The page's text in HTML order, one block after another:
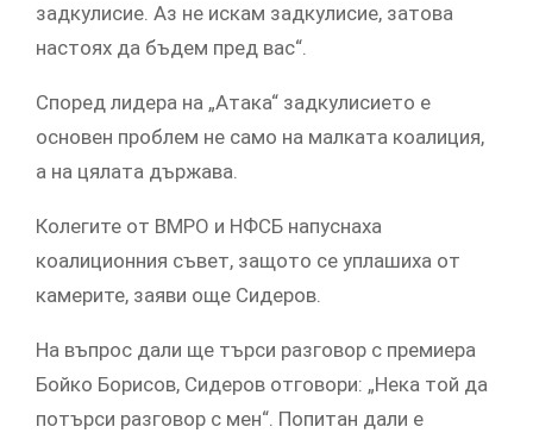
задкулисие. Аз не искам задкулисие, затова
настоях да бъдем пред вас“.
Според лидера на „Атака“ задкулисието е
основен проблем не само на малката коалиция,
а на цялата държава.
Колегите от ВМРО и НФСБ напуснаха
коалиционния съвет, защото се уплашиха от
камерите, заяви още Сидеров.
На въпрос дали ще търси разговор с премиера
Бойко Борисов, Сидеров отговори: „Нека той да
потърси разговор с мен“. Попитан дали е